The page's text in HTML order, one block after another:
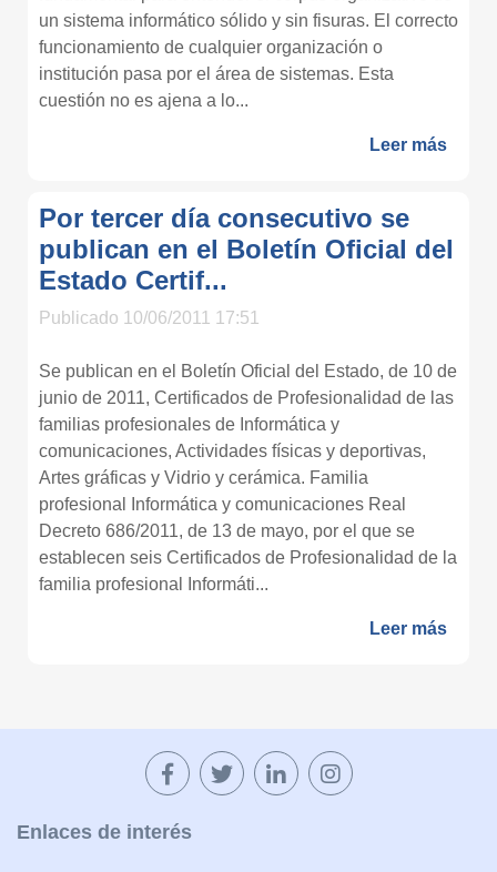
un sistema informático sólido y sin fisuras. El correcto
funcionamiento de cualquier organización o
institución pasa por el área de sistemas. Esta
cuestión no es ajena a lo...
Leer más
Por tercer día consecutivo se
publican en el Boletín Oficial del
Estado Certif...
Publicado 10/06/2011 17:51
Se publican en el Boletín Oficial del Estado, de 10 de
junio de 2011, Certificados de Profesionalidad de las
familias profesionales de Informática y
comunicaciones, Actividades físicas y deportivas,
Artes gráficas y Vidrio y cerámica. Familia
profesional Informática y comunicaciones Real
Decreto 686/2011, de 13 de mayo, por el que se
establecen seis Certificados de Profesionalidad de la
familia profesional Informáti...
Leer más
Enlaces de interés